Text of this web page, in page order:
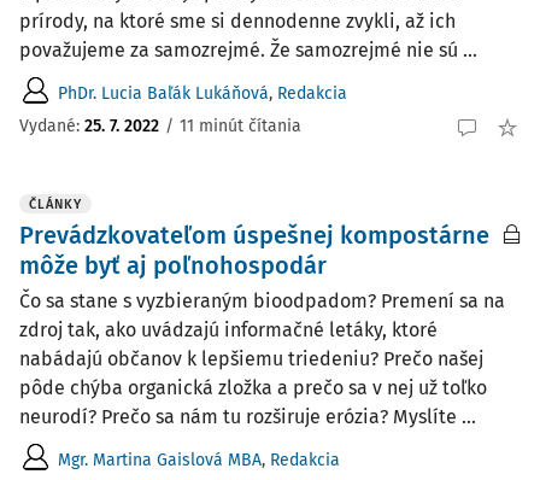
prírody, na ktoré sme si dennodenne zvykli, až ich
považujeme za samozrejmé. Že samozrejmé nie sú ...
PhDr. Lucia Baľák Lukáňová, Redakcia
Vydané: 25. 7. 2022 / 11 minút čítania
ČLÁNKY
Prevádzkovateľom úspešnej kompostárne
môže byť aj poľnohospodár
Čo sa stane s vyzbieraným bioodpadom? Premení sa na
zdroj tak, ako uvádzajú informačné letáky, ktoré
nabádajú občanov k lepšiemu triedeniu? Prečo našej
pôde chýba organická zložka a prečo sa v nej už toľko
neurodí? Prečo sa nám tu rozširuje erózia? Myslíte ...
Mgr. Martina Gaislová MBA, Redakcia